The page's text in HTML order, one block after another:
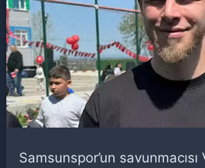
Samsunspor’un